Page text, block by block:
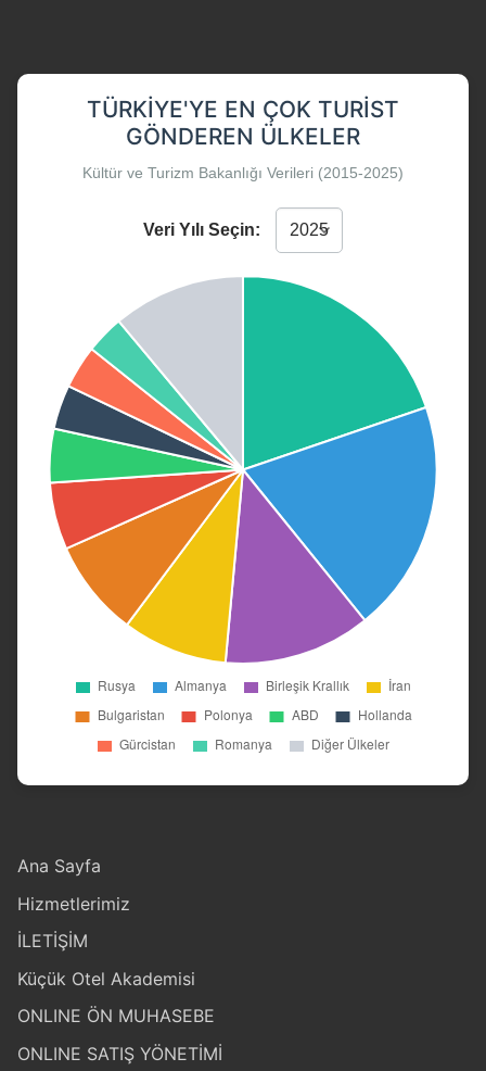
TÜRKIYE'YE EN ÇOK TURIST
GÖNDEREN ÜLKELER
Kültür ve Turizm Bakanlığı Verileri (2015-2025)
Veri Yılı Seçin:
Ana Sayfa
Hizmetlerimiz
İLETİŞİM
Küçük Otel Akademisi
ONLINE ÖN MUHASEBE
ONLINE SATIŞ YÖNETİMİ